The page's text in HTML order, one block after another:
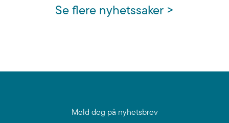
Se flere nyhetssaker >
Meld deg på nyhetsbrev